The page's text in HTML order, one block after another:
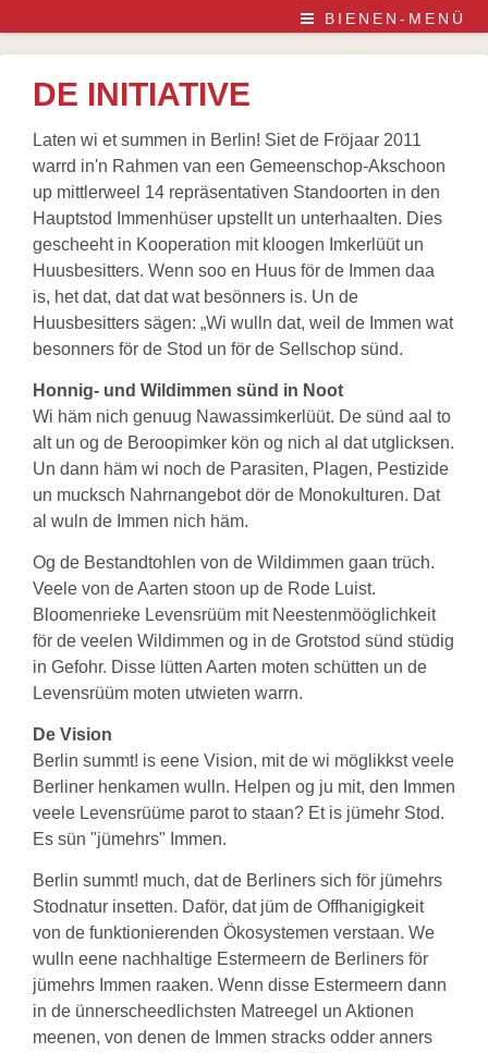
BIENEN-MENÜ
DE INITIATIVE
Laten wi et summen in Berlin! Siet de Fröjaar 2011
warrd in'n Rahmen van een Gemeenschop-Akschoon
up mittlerweel 14 repräsentativen Standoorten in den
Hauptstod Immenhüser upstellt un unterhaalten. Dies
gescheeht in Kooperation mit kloogen Imkerlüüt un
Huusbesitters. Wenn soo en Huus för de Immen daa
is, het dat, dat dat wat besönners is. Un de
Huusbesitters sägen: „Wi wulln dat, weil de Immen wat
besonners för de Stod un för de Sellschop sünd.
Honnig- und Wildimmen sünd in Noot
Wi häm nich genuug Nawassimkerlüüt. De sünd aal to
alt un og de Beroopimker kön og nich al dat utglicksen.
Un dann häm wi noch de Parasiten, Plagen, Pestizide
un mucksch Nahrnangebot dör de Monokulturen. Dat
al wuln de Immen nich häm.
Og de Bestandtohlen von de Wildimmen gaan trüch.
Veele von de Aarten stoon up de Rode Luist.
Bloomenrieke Levensrüüm mit Neestenmööglichkeit
för de veelen Wildimmen og in de Grotstod sünd stüdig
in Gefohr. Disse lütten Aarten moten schütten un de
Levensrüüm moten utwieten warrn.
De Vision
Berlin summt! is eene Vision, mit de wi möglikkst veele
Berliner henkamen wulln. Helpen og ju mit, den Immen
veele Levensrüüme parot to staan? Et is jümehr Stod.
Es sün "jümehrs" Immen.
Berlin summt! much, dat de Berliners sich för jümehrs
Stodnatur insetten. Daför, dat jüm de Offhanigigkeit
von de funktionierenden Ökosystemen verstaan. We
wulln eene nachhaltige Estermeern de Berliners för
jümehrs Immen raaken. Wenn disse Estermeern dann
in de ünnerscheedlichsten Matreegel un Aktionen
meenen, von denen de Immen stracks odder anners